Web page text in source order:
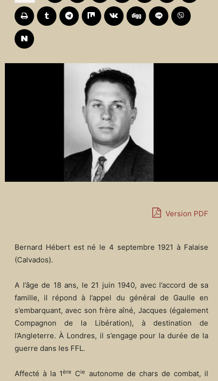
Version PDF
Bernard Hébert est né le 4 septembre 1921 à Falaise
(Calvados).
A l’âge de 18 ans, le 21 juin 1940, avec l’accord de sa
famille, il répond à l’appel du général de Gaulle en
s’embarquant, avec son frère aîné, Jacques (également
Compagnon de la Libération), à destination de
l’Angleterre. À Londres, il s’engage pour la durée de la
guerre dans les FFL.
Affecté à la 1ère Cie
autonome de chars de combat, il